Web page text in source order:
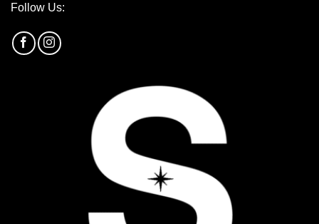
Follow Us: